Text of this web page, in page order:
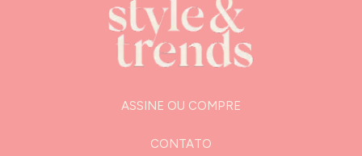
ASSINE OU COMPRE
CONTATO